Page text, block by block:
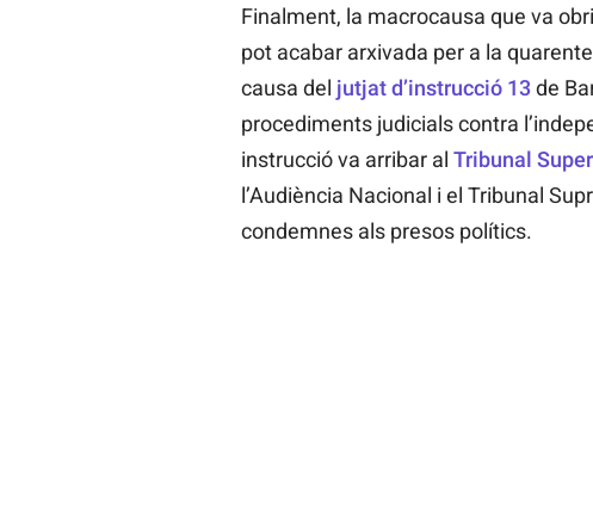
Finalment, la macrocausa que va
pot acabar arxivada per a la
causa del jutjat d’instrucció 13de
procediments judicials contra
instrucció va arribar al Tribunal
l’Audiència Nacional i el Tribunal
condemnes als presos polítics.